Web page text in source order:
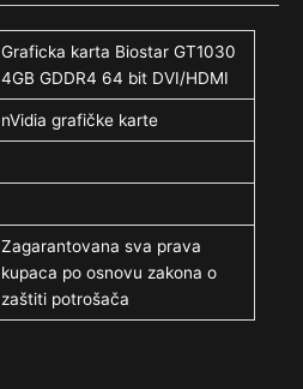
Graficka karta Biostar GT1030
4GB GDDR4 64 bit DVI/HDMI
nVidia grafičke karte
Zagarantovana sva prava
kupaca po osnovu zakona o
zaštiti potrošača